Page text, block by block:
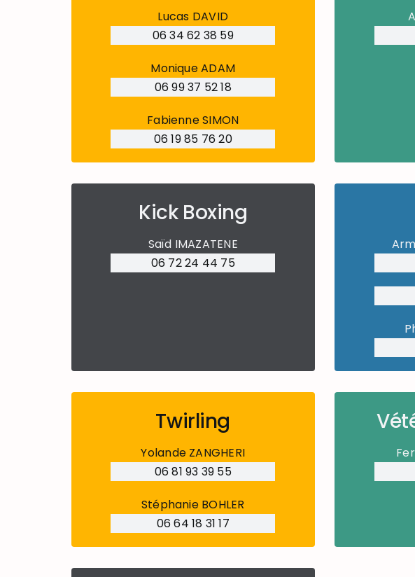
Lucas DAVID
06 34 62 38 59
Monique ADAM
06 99 37 52 18
Fabienne SIMON
06 19 85 76 20
Kick Boxing
Saïd IMAZATENE
06 72 24 44 75
Twirling
Yolande ZANGHERI
06 81 93 39 55
Stéphanie BOHLER
06 64 18 31 17